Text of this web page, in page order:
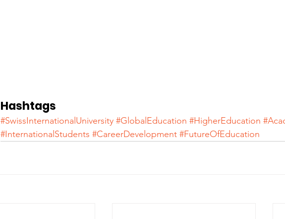
Hashtags
#SwissInternationalUniversity #GlobalEducation #HigherEducation
#InternationalStudents #CareerDevelopment #FutureOfEducation